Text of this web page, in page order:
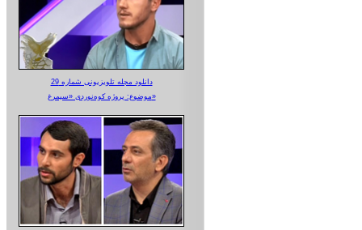
دانلود مجله تلویزیونی شماره 29
موضوع: پروژه کوه‌نوردی «سیمرغ»